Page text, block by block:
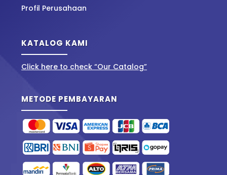
Profil Perusahaan
KATALOG KAMI
Click here to check “Our Catalog”
METODE PEMBAYARAN